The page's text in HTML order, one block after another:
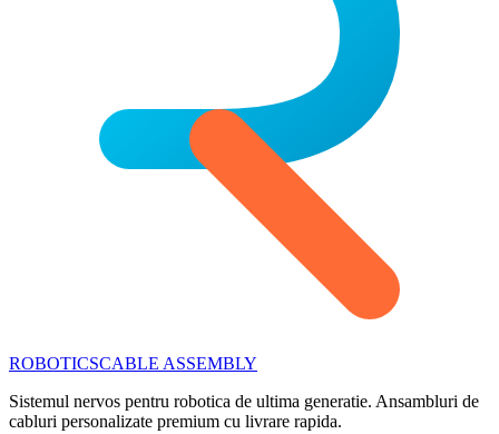
ROBOTICSCABLE ASSEMBLY
Sistemul nervos pentru robotica de ultima generatie. Ansambluri de
cabluri personalizate premium cu livrare rapida.